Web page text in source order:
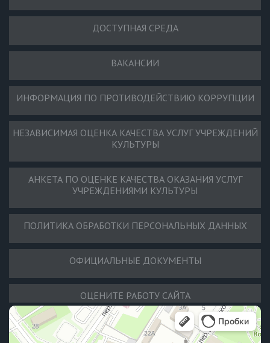
ДОСТУПНАЯ СРЕДА
ВАКАНСИИ
ИНФОРМАЦИЯ ПО ПРОТИВОДЕЙСТВИЮ КОРРУПЦИИ
НЕЗАВИСИМАЯ ОЦЕНКА КАЧЕСТВА УСЛУГ УЧРЕЖДЕНИЙ
КУЛЬТУРЫ
АНКЕТА ПО ОЦЕНКЕ КАЧЕСТВА ОКАЗАНИЯ УСЛУГ
УЧРЕЖДЕНИЯМИ КУЛЬТУРЫ
ПОЛИТИКА ОБРАБОТКИ ПЕРСОНАЛЬНЫХ ДАННЫХ
ОФИЦИАЛЬНЫЕ ДОКУМЕНТЫ
ОЦЕНИТЕ РАБОТУ САЙТА